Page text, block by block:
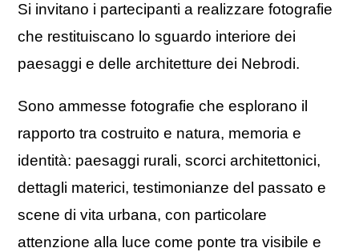
Si invitano i partecipanti a realizzare fotografie
che restituiscano lo sguardo interiore dei
paesaggi e delle architetture dei Nebrodi.
Sono ammesse fotografie che esplorano il
rapporto tra costruito e natura, memoria e
identità: paesaggi rurali, scorci architettonici,
dettagli materici, testimonianze del passato e
scene di vita urbana, con particolare
attenzione alla luce come ponte tra visibile e